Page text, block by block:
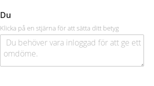
Du
Klicka på en stjärna för att sätta ditt betyg